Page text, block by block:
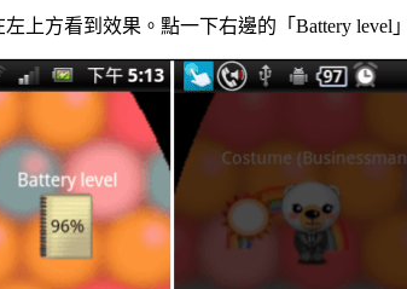
上方看到效果。點一下右邊的「Battery